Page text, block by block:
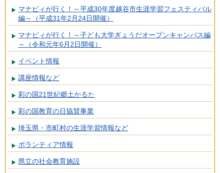
マナビィが行く！～平成30年度越谷市生涯学習フェスティバル
編～（平成31年2月24日開催）
マナビィが行く！～子ども大学ぎょうだオープンキャンパス編
～（令和元年6月2日開催）
イベント情報
講座情報など
彩の国21世紀郷土かるた
彩の国教育の日協賛事業
埼玉県・市町村の生涯学習情報など
ボランティア情報
県立の社会教育施設